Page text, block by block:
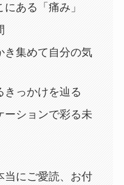
ある「痛み」
き集めて自分の気
きっかけを辿る
ーションで彩る未
当にご愛読、お付